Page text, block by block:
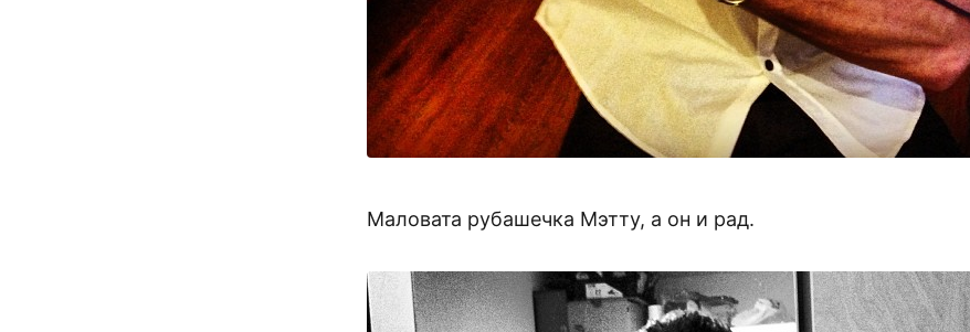
Маловата рубашечка Мэтту, а он и рад.